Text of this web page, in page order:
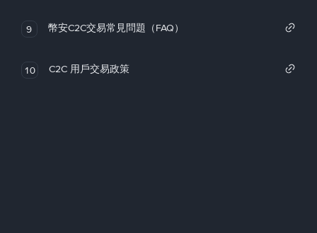
9 幣安C2C交易常見問題（FAQ）
10 C2C 用戶交易政策